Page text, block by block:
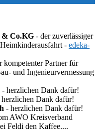
& Co.KG - der zuverlässiger
- edeka-
kompetenter Partner für
und Ingenieurvermessung
- herzlichen Dank dafür!
herzlichen Dank dafür!
- herzlichen Dank dafür!
AWO Kreisverband
Feldi den Kaffee....